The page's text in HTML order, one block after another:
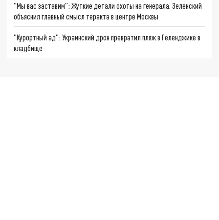
"Мы вас заставим": Жуткие детали охоты на генерала. Зеленский
объяснил главный смысл теракта в центре Москвы
"Курортный ад": Украинский дрон превратил пляж в Геленджике в
кладбище